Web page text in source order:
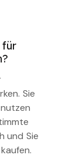
für
Sie
und Sie